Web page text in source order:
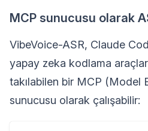
MCP sunucusu olarak
VibeVoice-ASR, Claude
yapay zeka kodlama
takılabilen bir MCP (Model
sunucusu olarak çalışabilir: